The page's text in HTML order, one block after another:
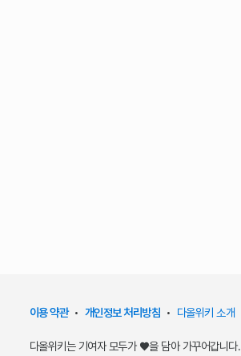
이용 약관• 개인정보 처리방침 • 다올위키 소개
다올위키는 기여자 모두가 ♥을 담아 가꾸어갑니다.